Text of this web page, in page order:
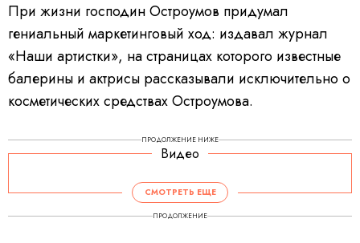
При жизни господин Остроумов придумал
гениальный маркетинговый ход: издавал журнал
«Наши артистки», на страницах которого известные
балерины и актрисы рассказывали исключительно о
косметических средствах Остроумова.
ПРОДОЛЖЕНИЕ НИЖЕ
Видео
СМОТРЕТЬ ЕЩЕ
ПРОДОЛЖЕНИЕ